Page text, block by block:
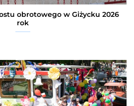
obrotowego w Giżycku 2026
rok